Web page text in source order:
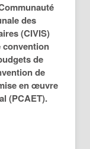
des
(CIVIS)
convention
de
de
en œuvre
(PCAET).